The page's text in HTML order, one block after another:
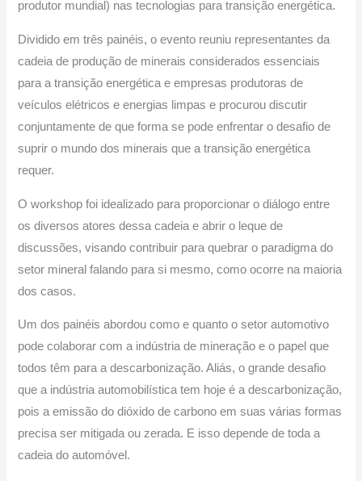
produtor mundial) nas tecnologias para transição energética.
Dividido em três painéis, o evento reuniu representantes da
cadeia de produção de minerais considerados essenciais
para a transição energética e empresas produtoras de
veículos elétricos e energias limpas e procurou discutir
conjuntamente de que forma se pode enfrentar o desafio de
suprir o mundo dos minerais que a transição energética
requer.
O workshop foi idealizado para proporcionar o diálogo entre
os diversos atores dessa cadeia e abrir o leque de
discussões, visando contribuir para quebrar o paradigma do
setor mineral falando para si mesmo, como ocorre na maioria
dos casos.
Um dos painéis abordou como e quanto o setor automotivo
pode colaborar com a indústria de mineração e o papel que
todos têm para a descarbonização. Aliás, o grande desafio
que a indústria automobilística tem hoje é a descarbonização,
pois a emissão do dióxido de carbono em suas várias formas
precisa ser mitigada ou zerada. E isso depende de toda a
cadeia do automóvel.